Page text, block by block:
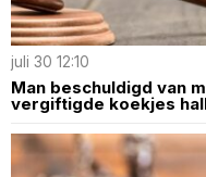
juli 30 12:10
Man beschuldigd van
vergiftigde koekjes